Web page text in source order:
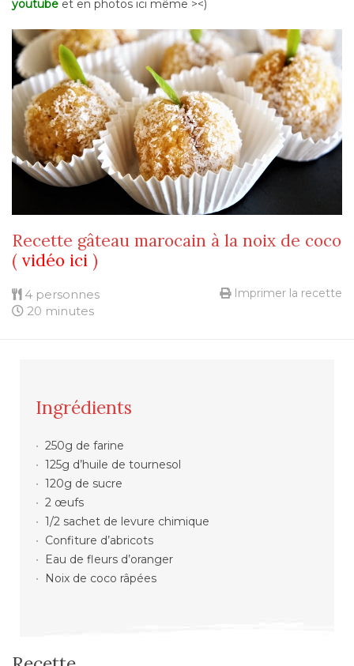
youtube et en photos ici même ><)
Recette gâteau marocain à la noix de coco
( vidéo ici )
4 personnes
20 minutes
Imprimer la recette
Ingrédients
250g de farine
125g d’huile de tournesol
120g de sucre
2 œufs
1/2 sachet de levure chimique
Confiture d’abricots
Eau de fleurs d’oranger
Noix de coco râpées